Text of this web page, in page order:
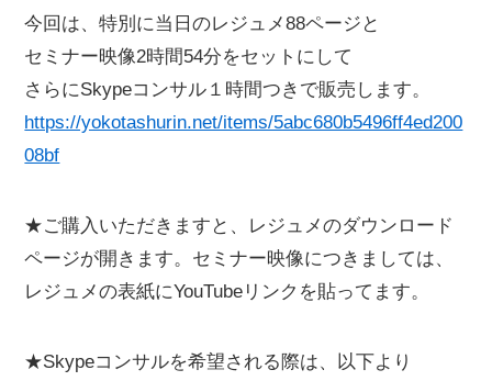
今回は、特別に当日のレジュメ88ページと
セミナー映像2時間54分をセットにして
さらにSkypeコンサル１時間つきで販売します。
https://yokotashurin.net/items/5abc680b5496ff4ed200
08bf
★ご購入いただきますと、レジュメのダウンロード
ページが開きます。セミナー映像につきましては、
レジュメの表紙にYouTubeリンクを貼ってます。
★Skypeコンサルを希望される際は、以下より